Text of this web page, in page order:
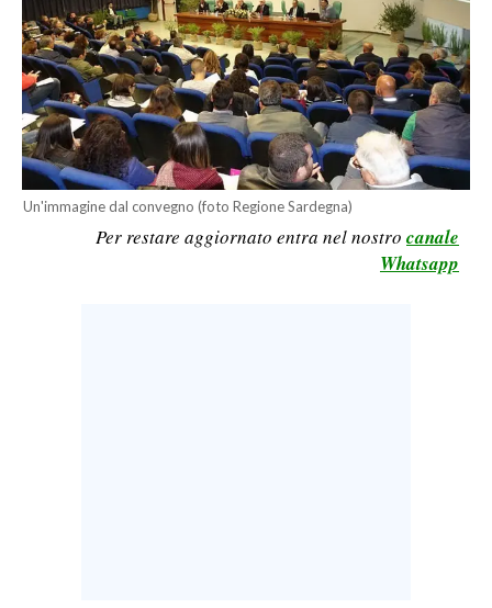
SERVIZI ALLE IMPRESE
LAVORO
BANDI
SPORT IN SARDEGNA
SPORT
RISULTATI E CLASSIFICHE
Un'immagine dal convegno (foto Regione Sardegna)
Per restare aggiornato entra nel nostro canale
Whatsapp